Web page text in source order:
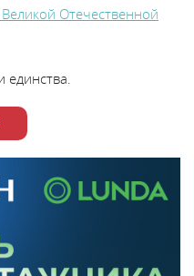
Отечественной
единства.